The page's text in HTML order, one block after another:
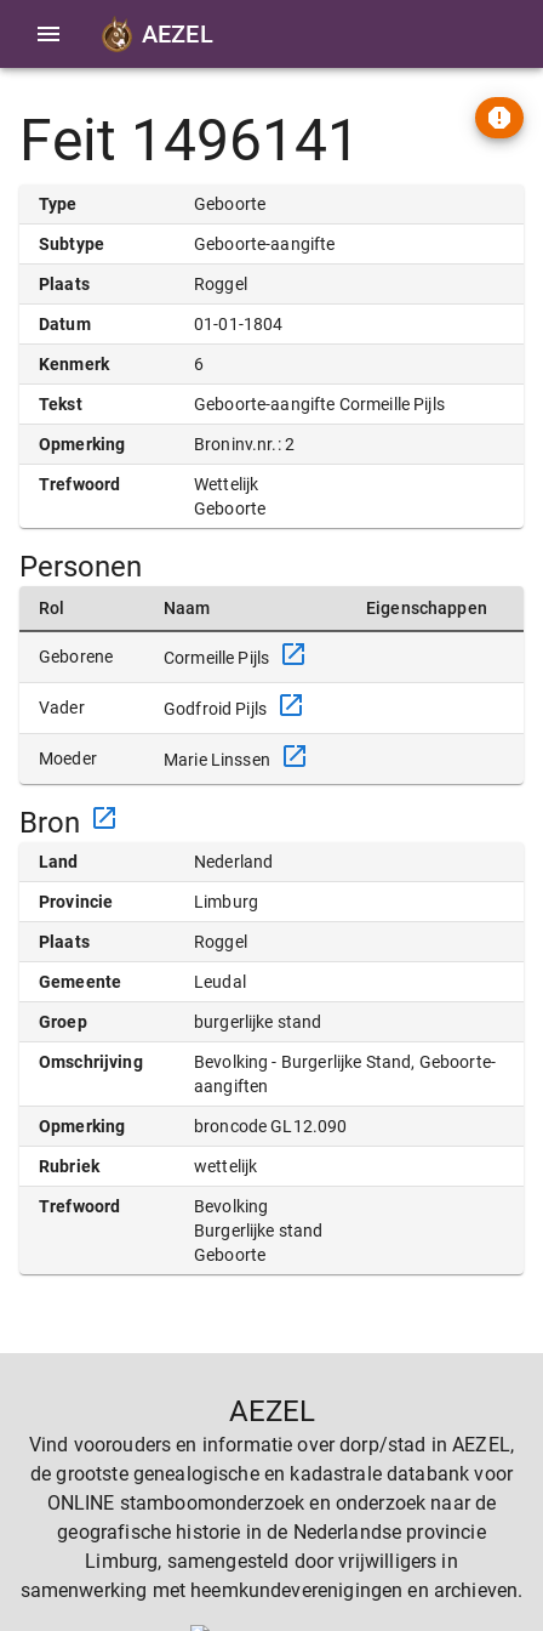
AEZEL
Feit 1496141
Type Geboorte
Subtype Geboorte-aangifte
Plaats Roggel
Datum 01-01-1804
Kenmerk 6
Tekst Geboorte-aangifte Cormeille Pijls
Opmerking Broninv.nr.: 2
Trefwoord
Wettelijk
Geboorte
Personen
Rol Naam Eigenschappen
Geborene Cormeille Pijls
Vader Godfroid Pijls
Moeder Marie Linssen
Bron
Land Nederland
Provincie Limburg
Plaats Roggel
Gemeente Leudal
Groep burgerlijke stand
Omschrijving
Bevolking - Burgerlijke Stand, Geboorte-
aangiften
Opmerking broncode GL12.090
Rubriek wettelijk
Trefwoord
Bevolking
Burgerlijke stand
Geboorte
AEZEL
Vind voorouders en informatie over dorp/stad in AEZEL,
de grootste genealogische en kadastrale databank voor
ONLINE stamboomonderzoek en onderzoek naar de
geografische historie in de Nederlandse provincie
Limburg, samengesteld door vrijwilligers in
samenwerking met heemkundeverenigingen en archieven.